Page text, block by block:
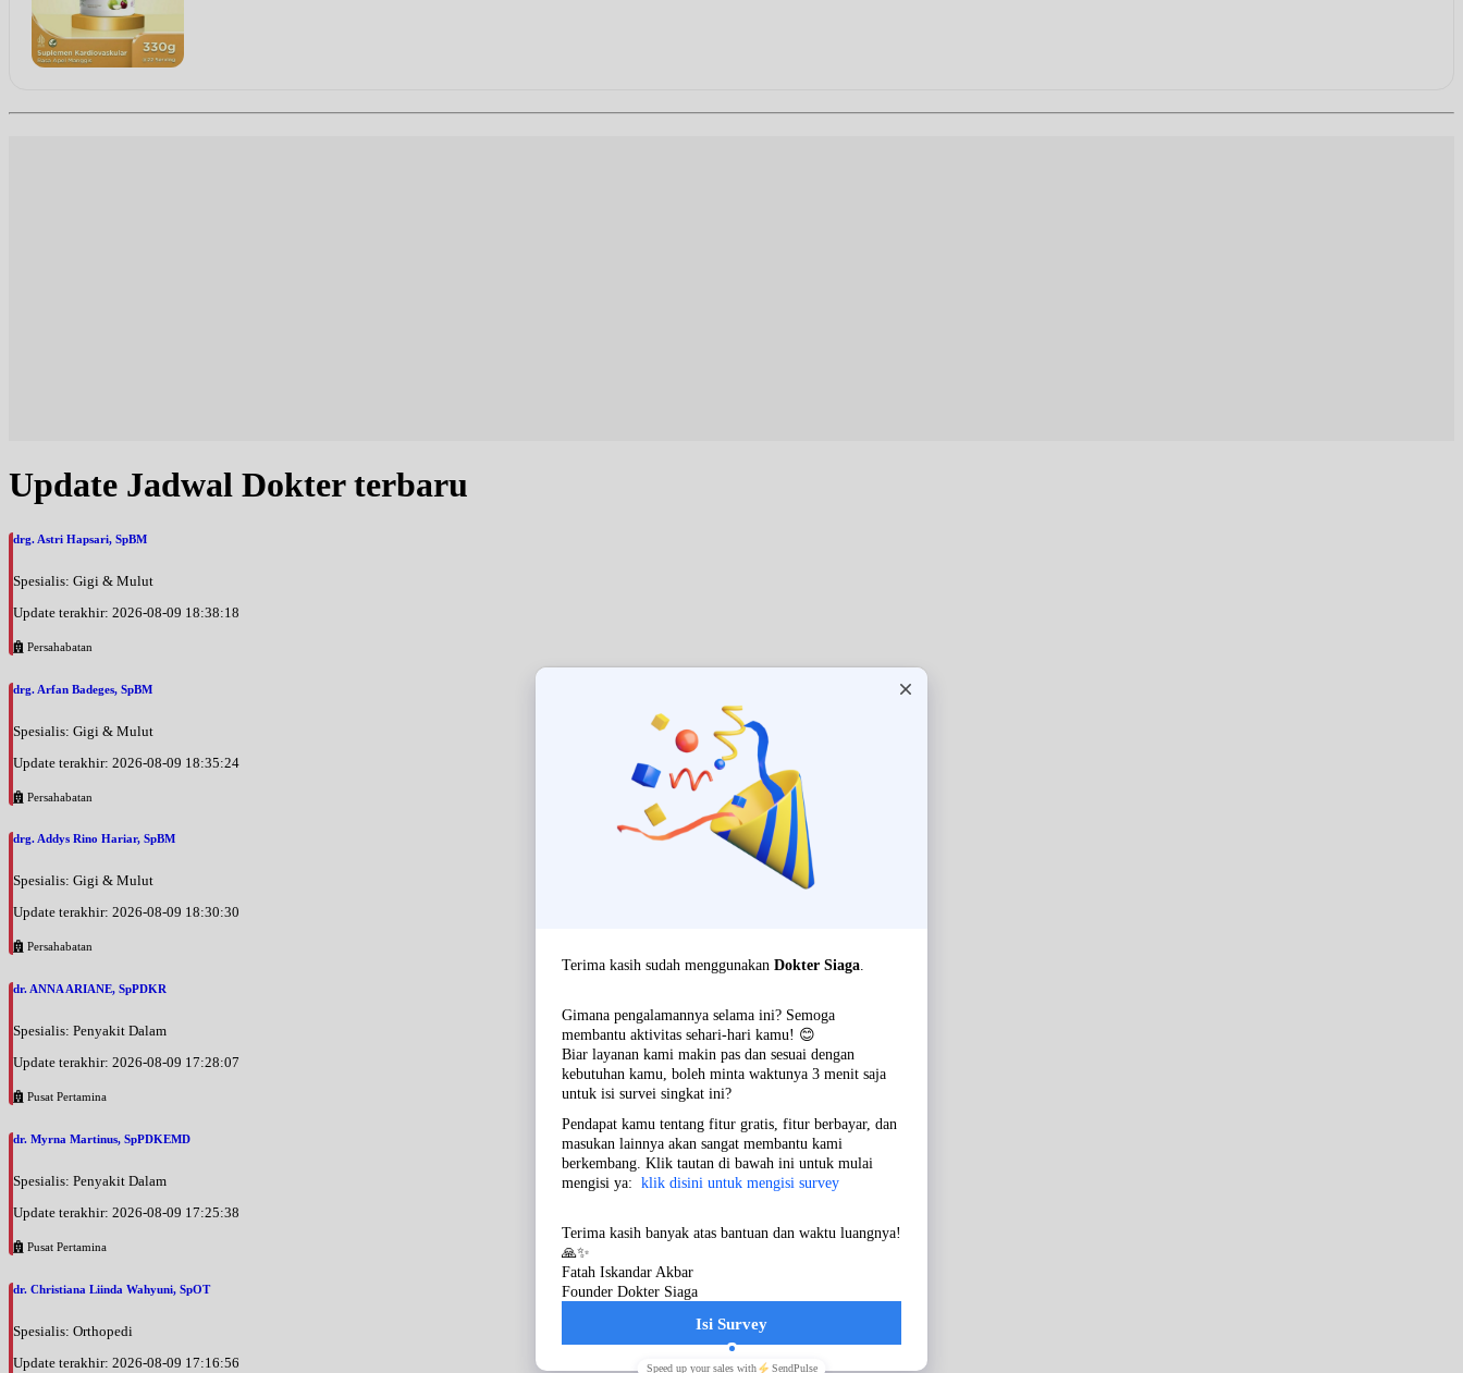
Update Jadwal Dokter terbaru
drg. Astri Hapsari, SpBM
Spesialis: Gigi & Mulut
Update terakhir: 2026-08-09 18:38:18
Persahabatan
drg. Arfan Badeges, SpBM
Spesialis: Gigi & Mulut
Update terakhir: 2026-08-09 18:35:24
Persahabatan
drg. Addys Rino Hariar, SpBM
Spesialis: Gigi & Mulut
Update terakhir: 2026-08-09 18:30:30
Persahabatan
dr. ANNA ARIANE, SpPDKR
Spesialis: Penyakit Dalam
Update terakhir: 2026-08-09 17:28:07
Pusat Pertamina
dr. Myrna Martinus, SpPDKEMD
Spesialis: Penyakit Dalam
Update terakhir: 2026-08-09 17:25:38
Pusat Pertamina
dr. Christiana Liinda Wahyuni, SpOT
Spesialis: Orthopedi
Update terakhir: 2026-08-09 17:16:56